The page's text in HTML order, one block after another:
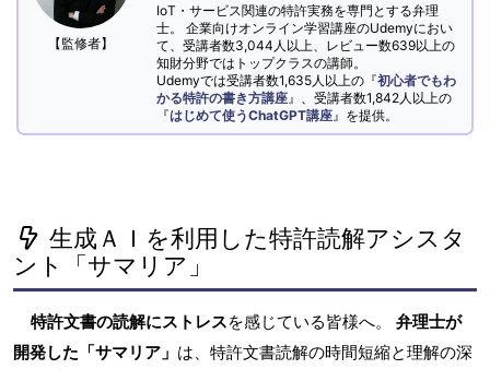
【監修者】
IoT・サービス関連の特許実務を専門とする弁理
士。 企業向けオンライン学習講座のUdemyにおい
て、受講者数3,044人以上、レビュー数639以上の
知財分野ではトップクラスの講師。
Udemyでは受講者数1,635人以上の『初心者でもわ
かる特許の書き方講座 』、受講者数1,842人以上の
『はじめて使うChatGPT講座 』を提供。
生成ＡＩを利用した特許読解アシスタ
ント「サマリア」
特許文書の読解にストレスを感じている皆様へ。 弁理士が
開発した「サマリア」 は、特許文書読解の時間短縮と理解の深